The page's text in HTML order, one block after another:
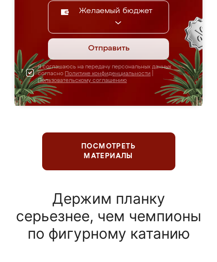
Желаемый бюджет
Отправить
Я соглашаюсь на передачу персональных данных
согласно Политике конфиденциальности
Пользовательскому соглашению
ПОСМОТРЕТЬ
МАТЕРИАЛЫ
Держим планку
серьезнее, чем чемпионы
по фигурному катанию